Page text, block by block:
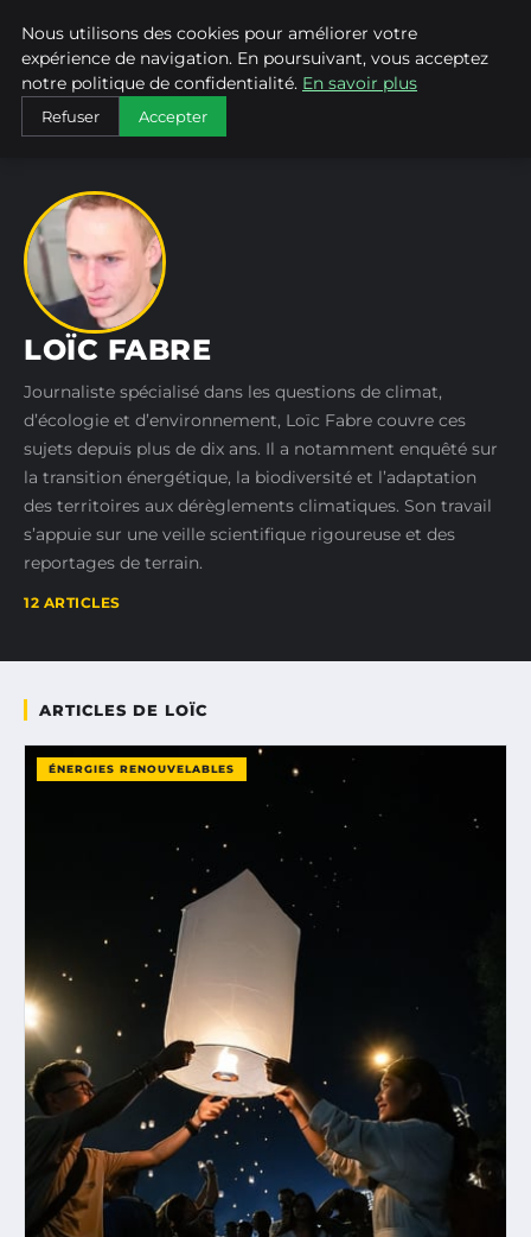
WEARECLIMATECONTROL
ACCUEIL AUTEURS LOÏC FABRE
LOÏC FABRE
Journaliste spécialisé dans les questions de climat,
d’écologie et d’environnement, Loïc Fabre couvre ces
sujets depuis plus de dix ans. Il a notamment enquêté sur
la transition énergétique, la biodiversité et l’adaptation
des territoires aux dérèglements climatiques. Son travail
s’appuie sur une veille scientifique rigoureuse et des
reportages de terrain.
12 ARTICLES
ARTICLES DE LOÏC
ÉNERGIES RENOUVELABLES
Nous utilisons des cookies pour améliorer votre
expérience de navigation. En poursuivant, vous acceptez
notre politique de confidentialité. En savoir plus
Refuser Accepter